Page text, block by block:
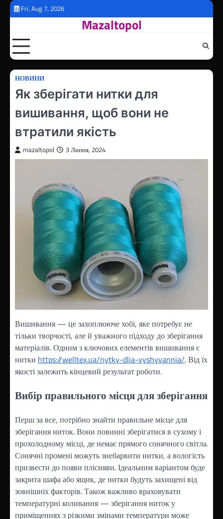
ПерейтиFri, Aug 7, 2026
Mazaltopol
НОВИНИ
Як зберігати нитки для
вишивання, щоб вони не
втратили якість
mazaltopol 3 Липня, 2024
Вишивання — це захоплююче хобі, яке потребує не
тільки творчості, але й уважного підходу до зберігання
матеріалів. Одним з ключових елементів вишивання є
нитки https://welltex.ua/nytky-dlia-vyshyvannia/. Від їх
якості залежить кінцевий результат роботи.
Вибір правильного місця для зберігання
Перш за все, потрібно знайти правильне місце для
зберігання ниток. Вони повинні зберігатися в сухому і
прохолодному місці, де немає прямого сонячного світла.
Сонячні промені можуть знебарвити нитки, а вологість
призвести до появи плісняви. Ідеальним варіантом буде
закрита шафа або ящик, де нитки будуть захищені від
зовнішніх факторів. Також важливо враховувати
температурні коливання — зберігання ниток у
приміщеннях з різкими змінами температури може